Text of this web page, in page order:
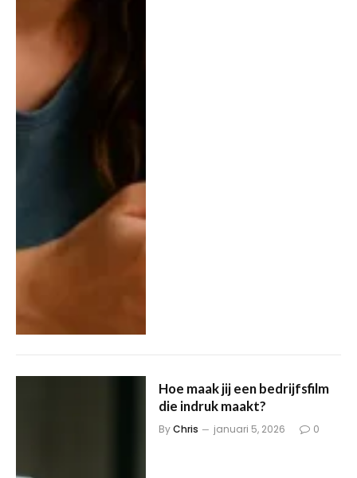
Hoe maak jij een bedrijfsfilm
die indruk maakt?
ByChris januari 5, 2026 0